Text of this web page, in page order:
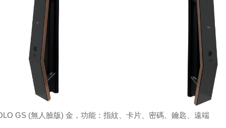
GS (無人臉版) 金，功能：指紋、卡片、密碼、鑰匙、遠端